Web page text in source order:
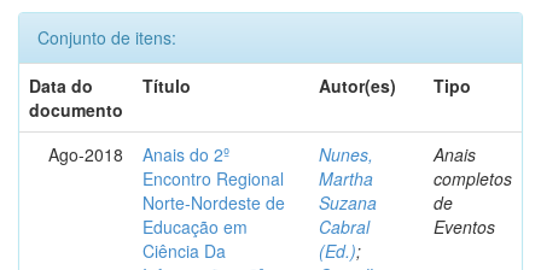
Conjunto de itens:
Data do
documento
Título Autor(es) Tipo
Ago-2018
Anais do 2º
Encontro Regional
Norte-Nordeste de
Educação em
Ciência Da
Nunes,
Martha
Suzana
Cabral
(Ed.);
Anais
completos
de
Eventos